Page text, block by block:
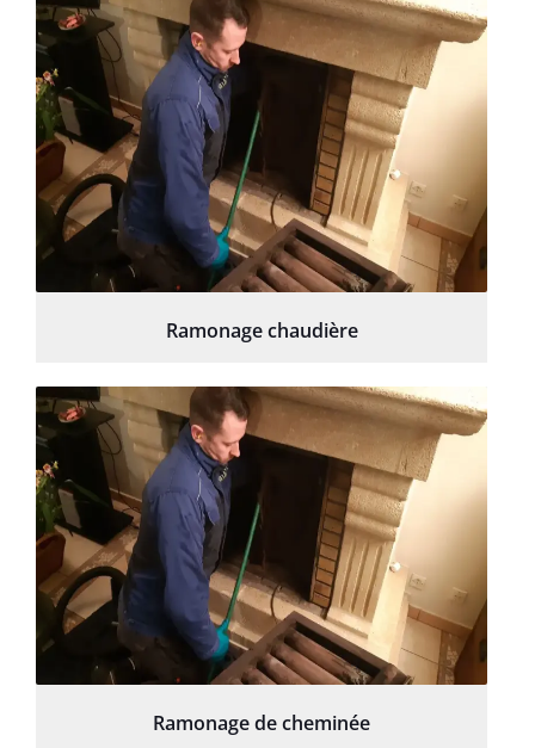
Ramonage chaudière
Ramonage de cheminée